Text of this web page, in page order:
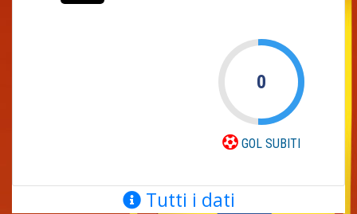
0
GOL SUBITI
Tutti i dati